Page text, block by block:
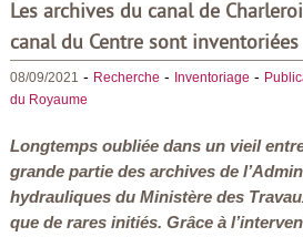
Les archives du canal de
canal du Centre sont inventoriées
08/09/2021 - Recherche - Inventoriage -
du Royaume
Longtemps oubliée dans un vieil
grande partie des archives de
hydrauliques du Ministère des
que de rares initiés. Grâce à